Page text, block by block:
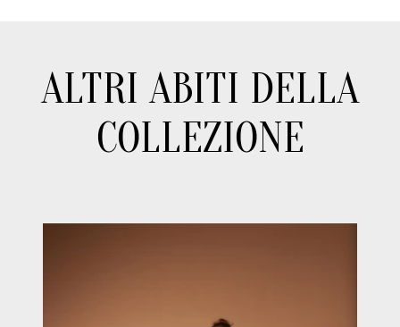
ALTRI ABITI DELLA
COLLEZIONE